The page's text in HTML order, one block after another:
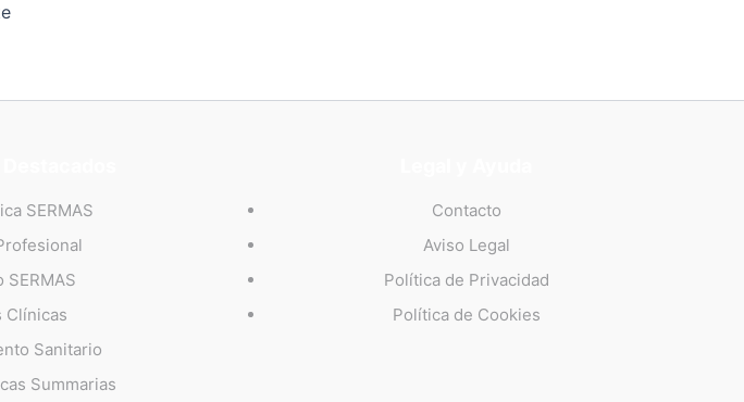
SERMAS
SERMAS
Clínicas
Sanitario
Summarias
Contacto
Aviso Legal
Política de Privacidad
Política de Cookies